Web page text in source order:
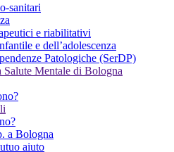
sanitari
e riabilitativi
e dell’adolescenza
Patologiche (SerDP)
Salute Mentale di Bologna
a Bologna
aiuto